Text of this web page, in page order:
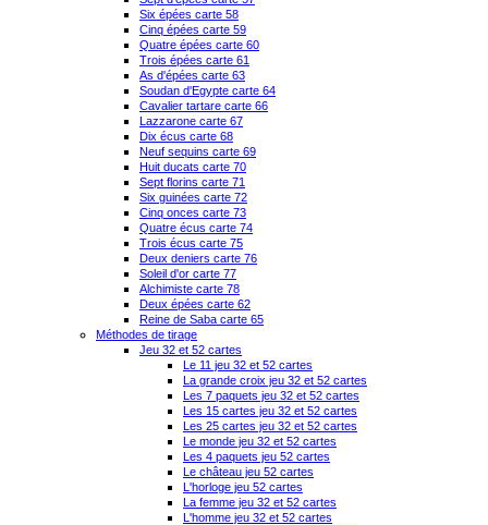
Six épées carte 58
Cinq épées carte 59
Quatre épées carte 60
Trois épées carte 61
As d'épées carte 63
Soudan d'Egypte carte 64
Cavalier tartare carte 66
Lazzarone carte 67
Dix écus carte 68
Neuf sequins carte 69
Huit ducats carte 70
Sept florins carte 71
Six guinées carte 72
Cinq onces carte 73
Quatre écus carte 74
Trois écus carte 75
Deux deniers carte 76
Soleil d'or carte 77
Alchimiste carte 78
Deux épées carte 62
Reine de Saba carte 65
Méthodes de tirage
Jeu 32 et 52 cartes
Le 11 jeu 32 et 52 cartes
La grande croix jeu 32 et 52 cartes
Les 7 paquets jeu 32 et 52 cartes
Les 15 cartes jeu 32 et 52 cartes
Les 25 cartes jeu 32 et 52 cartes
Le monde jeu 32 et 52 cartes
Les 4 paquets jeu 52 cartes
Le château jeu 52 cartes
L'horloge jeu 52 cartes
La femme jeu 32 et 52 cartes
L'homme jeu 32 et 52 cartes